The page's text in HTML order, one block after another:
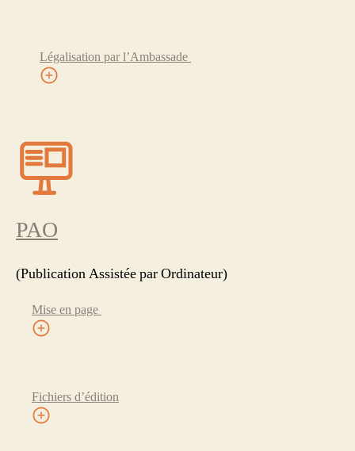
Légalisation par l’Ambassade
PAO
(Publication Assistée par Ordinateur)
Mise en page
Fichiers d’édition